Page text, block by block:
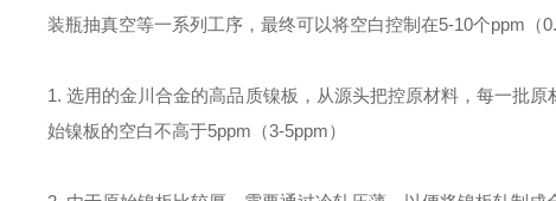
装瓶抽真空等一系列工序，最终可以将空白控制在5-10个ppm（
1. 选用的金川合金的高品质镍板，从源头把控原材料，每一批
始镍板的空白不高于5ppm（3-5ppm）